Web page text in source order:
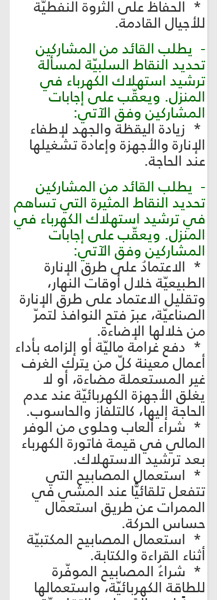
* الحفاظ على الثروة النفطيّة
للأجيال القادمة.
- يطلب القائد من المشاركين
تحديد النقاط السلبيّة لمسألة
ترشيد استهلاك الكهرباء في
المنزل. ويعقّب على إجابات
المشاركين وفق الآتي:
* زيادة اليقظة والجهد لإطفاء
الإنارة والأجهزة وإعادة تشغيلها
عند الحاجة.
- يطلب القائد من المشاركين
تحديد النقاط المثيرة التي تساهم
في ترشيد استهلاك الكهرباء في
المنزل. ويعقّب على إجابات
المشاركين وفق الآتي:
* الاعتمادُ على طرق الإنارة
الطبيعيّة خلال أوقات النهار،
وتقليل الاعتماد على طرق الإنارة
الصناعيّة، عبرَ فتح النوافذ لتمرّ
من خلالها الإضاءة.
* دفع غرامة ماليّة أو إلزامه بأداء
أعمال معينة كلّ من يترك الغرف
غير المستعملة مضاءة، أو لا
يغلق الأجهزة الكهربائيّة عند عدم
الحاجة إليها، كالتلفاز والحاسوب.
* شراء ألعاب وحلوى من الوفر
المالي في قيمة فاتورة الكهرباء
بعد ترشيد الاستهلاك.
* استعمال المصابيح التي
تتفعل تلقائيًّا عند المشي في
الممرات عن طريق استعمال
حساس الحركة.
* استعمال المصابيح المكتبيّة
أثناء القراءة والكتابة.
* شراءُ المصابيح الموفّرة
للطاقة الكهربائيّة، واستعمالها